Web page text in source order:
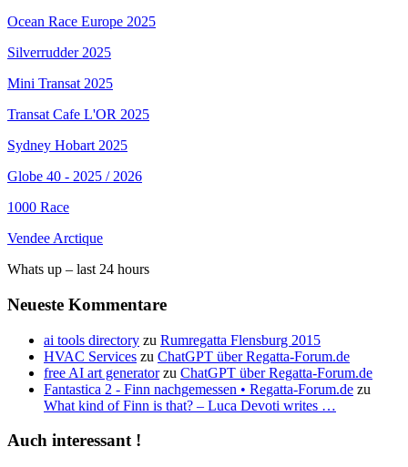
Ocean Race Europe 2025
Silverrudder 2025
Mini Transat 2025
Transat Cafe L'OR 2025
Sydney Hobart 2025
Globe 40 - 2025 / 2026
1000 Race
Vendee Arctique
Whats up – last 24 hours
Neueste Kommentare
ai tools directory zu Rumregatta Flensburg 2015
HVAC Services zu ChatGPT über Regatta-Forum.de
free AI art generatorzu ChatGPT über Regatta-Forum.de
Fantastica 2 - Finn nachgemessen • Regatta-Forum.de zu
What kind of Finn is that? – Luca Devoti writes …
Auch interessant !